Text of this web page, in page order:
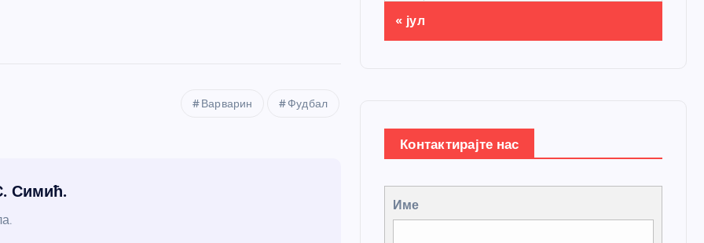
Варварин Фудбал
Симић.
« јул
Контактирајте нас
Име